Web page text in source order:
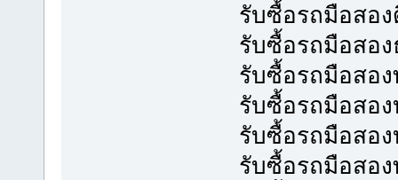
รับซื้อรถมือสอ
รับซื้อรถมือสอ
รับซื้อรถมือสอ
รับซื้อรถมือสอ
รับซื้อรถมือสอ
รับซื้อรถมือสอง